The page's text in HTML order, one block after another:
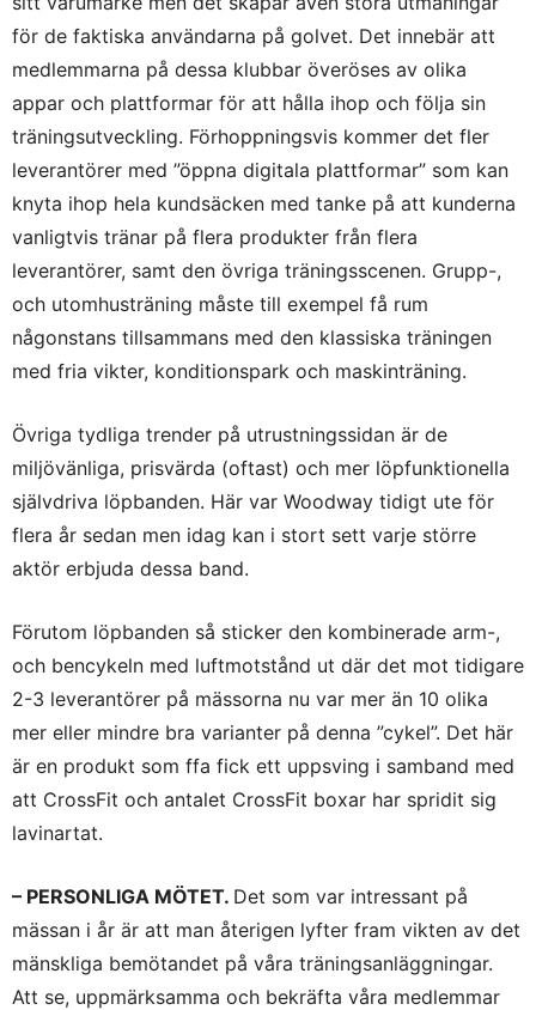
för de faktiska användarna på golvet. Det innebär att
medlemmarna på dessa klubbar överöses av olika
appar och plattformar för att hålla ihop och följa sin
träningsutveckling. Förhoppningsvis kommer det fler
leverantörer med ”öppna digitala plattformar” som kan
knyta ihop hela kundsäcken med tanke på att kunderna
vanligtvis tränar på flera produkter från flera
leverantörer, samt den övriga träningsscenen. Grupp-,
och utomhusträning måste till exempel få rum
någonstans tillsammans med den klassiska träningen
med fria vikter, konditionspark och maskinträning.
Övriga tydliga trender på utrustningssidan är de
miljövänliga, prisvärda (oftast) och mer löpfunktionella
självdriva löpbanden. Här var Woodway tidigt ute för
flera år sedan men idag kan i stort sett varje större
aktör erbjuda dessa band.
Förutom löpbanden så sticker den kombinerade arm-,
och bencykeln med luftmotstånd ut där det mot tidigare
2-3 leverantörer på mässorna nu var mer än 10 olika
mer eller mindre bra varianter på denna ”cykel”. Det här
är en produkt som ffa fick ett uppsving i samband med
att CrossFit och antalet CrossFit boxar har spridit sig
lavinartat.
– PERSONLIGA MÖTET. Det som var intressant på
mässan i år är att man återigen lyfter fram vikten av det
mänskliga bemötandet på våra träningsanläggningar.
Att se, uppmärksamma och bekräfta våra medlemmar